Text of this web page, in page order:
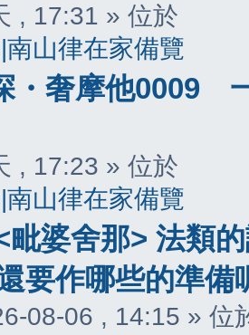
, 17:31 » 位於
山律在家備覽
・奢摩他0009
, 17:23 » 位於
山律在家備覽
毗婆舍那> 法類
要作哪些的準備
08-06 , 14:15 » 位